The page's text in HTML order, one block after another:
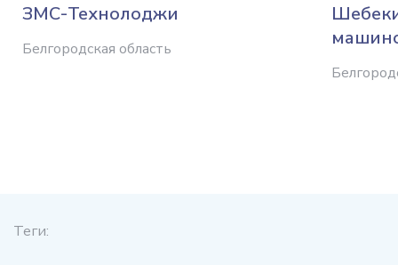
ЗМС-Технолоджи
Белгородская область
Теги: